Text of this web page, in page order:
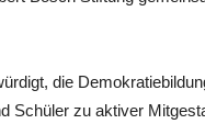
die
Schüler zu aktiver